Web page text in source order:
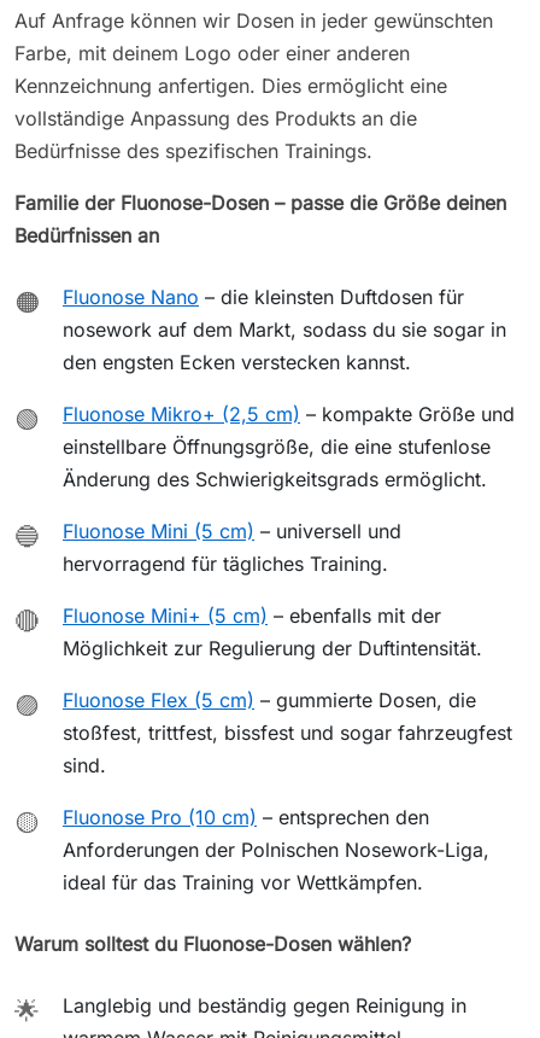
Auf Anfrage können wir Dosen in jeder gewünschten
Farbe, mit deinem Logo oder einer anderen
Kennzeichnung anfertigen. Dies ermöglicht eine
vollständige Anpassung des Produkts an die
Bedürfnisse des spezifischen Trainings.
Familie der Fluonose-Dosen – passe die Größe deinen
Bedürfnissen an
🟠 Fluonose Nano – die kleinsten Duftdosen für
nosework auf dem Markt, sodass du sie sogar in
den engsten Ecken verstecken kannst.
🟢 Fluonose Mikro+ (2,5 cm) – kompakte Größe und
einstellbare Öffnungsgröße, die eine stufenlose
Änderung des Schwierigkeitsgrads ermöglicht.
🔵 Fluonose Mini (5 cm) – universell und
hervorragend für tägliches Training.
🔴 Fluonose Mini+ (5 cm) – ebenfalls mit der
Möglichkeit zur Regulierung der Duftintensität.
🟣 Fluonose Flex (5 cm) – gummierte Dosen, die
stoßfest, trittfest, bissfest und sogar fahrzeugfest
sind.
🟡 Fluonose Pro (10 cm) – entsprechen den
Anforderungen der Polnischen Nosework-Liga,
ideal für das Training vor Wettkämpfen.
Warum solltest du Fluonose-Dosen wählen?
🌟
Langlebig und beständig gegen Reinigung in